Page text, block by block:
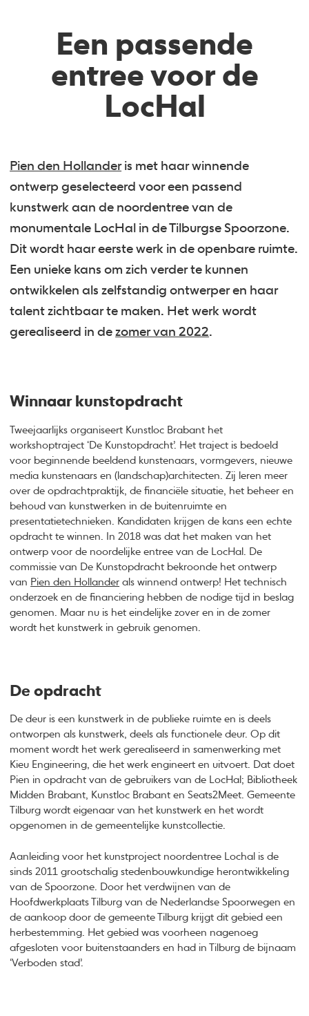
Een passende
entree voor de
LocHal
Pien den Hollanderis met haar winnende
ontwerp geselecteerd voor een passend
kunstwerk aan de noordentree van de
monumentale LocHal in de Tilburgse Spoorzone.
Dit wordt haar eerste werk in de openbare ruimte.
Een unieke kans om zich verder te kunnen
ontwikkelen als zelfstandig ontwerper en haar
talent zichtbaar te maken. Het werk wordt
gerealiseerd in dezomer van 2022.
Winnaar kunstopdracht
Tweejaarlijks organiseert Kunstloc Brabant het
workshoptraject ‘De Kunstopdracht’. Het traject is bedoeld
voor beginnende beeldend kunstenaars, vormgevers, nieuwe
media kunstenaars en (landschap)architecten. Zij leren meer
over de opdrachtpraktijk, de financiële situatie, het beheer en
behoud van kunstwerken in de buitenruimte en
presentatietechnieken. Kandidaten krijgen de kans een echte
opdracht te winnen. In 2018 was dat het maken van het
ontwerp voor de noordelijke entree van de LocHal. De
commissie van De Kunstopdracht bekroonde het ontwerp
van Pien den Hollander als winnend ontwerp! Het technisch
onderzoek en de financiering hebben de nodige tijd in beslag
genomen. Maar nu is het eindelijke zover en in de zomer
wordt het kunstwerk in gebruik genomen.
De opdracht
De deur is een kunstwerk in de publieke ruimte en is deels
ontworpen als kunstwerk, deels als functionele deur. Op dit
moment wordt het werk gerealiseerd in samenwerking met
Kieu Engineering, die het werk engineert en uitvoert. Dat doet
Pien in opdracht van de gebruikers van de LocHal; Bibliotheek
Midden Brabant, Kunstloc Brabant en Seats2Meet. Gemeente
Tilburg wordt eigenaar van het kunstwerk en het wordt
opgenomen in de gemeentelijke kunstcollectie.
Aanleiding voor het kunstproject noordentree Lochal is de
sinds 2011 grootschalig stedenbouwkundige herontwikkeling
van de Spoorzone. Door het verdwijnen van de
Hoofdwerkplaats Tilburg van de Nederlandse Spoorwegen en
de aankoop door de gemeente Tilburg krijgt dit gebied een
herbestemming. Het gebied was voorheen nagenoeg
afgesloten voor buitenstaanders en had in Tilburg de bijnaam
‘Verboden stad’.